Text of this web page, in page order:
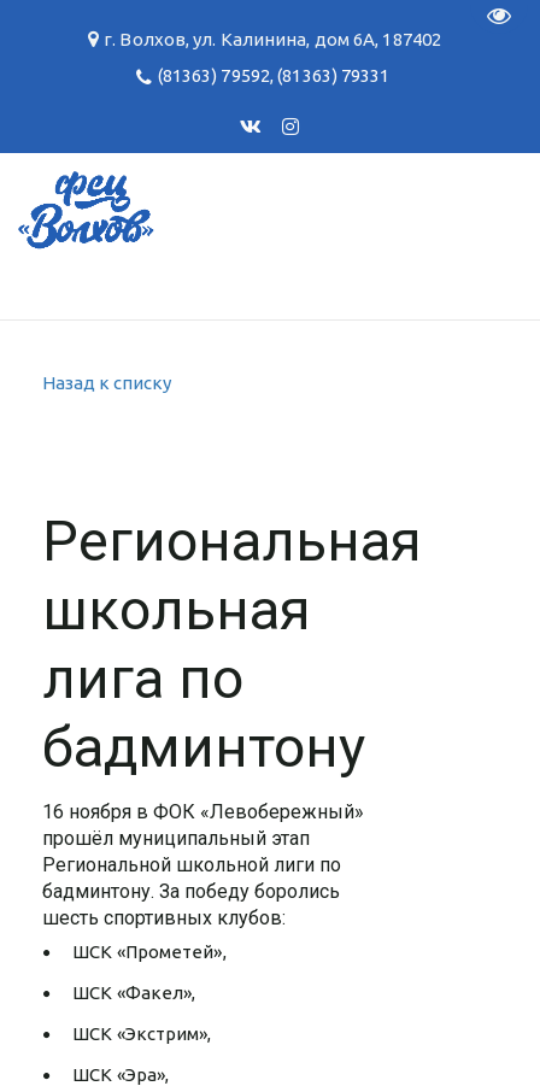
г. Волхов,ул. Калинина, дом 6А, 187402
(81363) 79592,(81363) 79331
Назад к списку
Региональная
школьная
лига по
бадминтону
16 ноября в ФОК «Левобережный»
прошёл муниципальный этап
Региональной школьной лиги по
бадминтону. За победу боролись
шесть спортивных клубов:
ШСК «Прометей»,
ШСК «Факел»,
ШСК «Экстрим»,
ШСК «Эра»,